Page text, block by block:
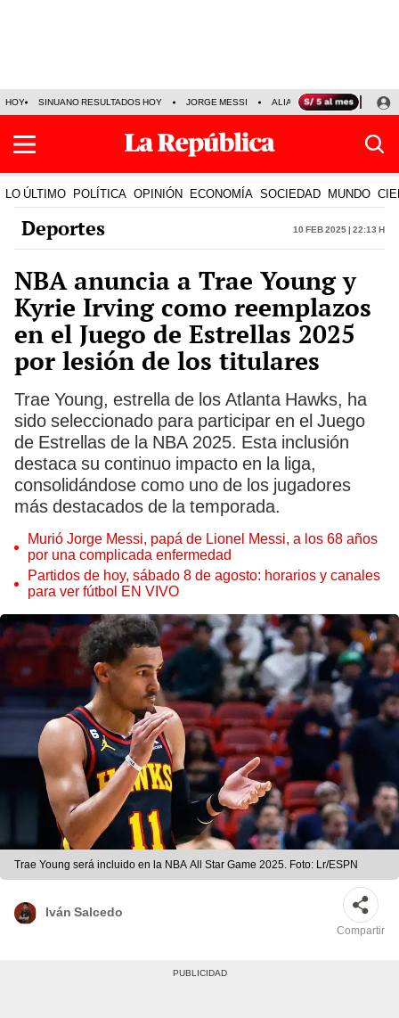
HOY SINUANO RESULTADOS HOY JORGE MESSI ALIANZA LIMA VS SPORT
LO ÚLTIMO POLÍTICA OPINIÓN ECONOMÍA SOCIEDAD MUNDO
Deportes 10 Feb 2025 | 22:13 h
NBA anuncia a Trae Young y
Kyrie Irving como reemplazos
en el Juego de Estrellas 2025
por lesión de los titulares
Trae Young, estrella de los Atlanta Hawks, ha
sido seleccionado para participar en el Juego
de Estrellas de la NBA 2025. Esta inclusión
destaca su continuo impacto en la liga,
consolidándose como uno de los jugadores
más destacados de la temporada.
Murió Jorge Messi, papá de Lionel Messi, a los 68 años
por una complicada enfermedad
Partidos de hoy, sábado 8 de agosto: horarios y canales
para ver fútbol EN VIVO
Trae Young será incluido en la NBA All Star Game 2025. Foto: Lr/ESPN
Iván Salcedo
Compartir